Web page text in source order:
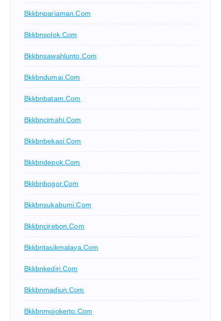
Bkkbnpariaman.com
Bkkbnsolok.com
Bkkbnsawahlunto.com
Bkkbndumai.com
Bkkbnbatam.com
Bkkbncimahi.com
Bkkbnbekasi.com
Bkkbndepok.com
Bkkbnbogor.com
Bkkbnsukabumi.com
Bkkbncirebon.com
Bkkbntasikmalaya.com
Bkkbnkediri.com
Bkkbnmadiun.com
Bkkbnmojokerto.com